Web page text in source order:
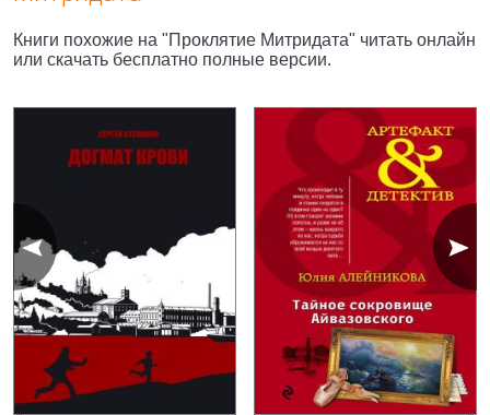
Книги похожие на "Проклятие Митридата" читать онлайн
или скачать бесплатно полные версии.